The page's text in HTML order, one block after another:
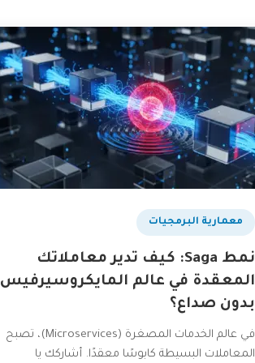
​معمارية البرمجيات
نمط Saga: كيف تدير معاملاتك
المعقدة في عالم المايكروسيرفيس
بدون صداع؟
في عالم الخدمات المصغرة (Microservices)، تصبح
المعاملات البسيطة كابوسًا معقدًا. أشاركك يا